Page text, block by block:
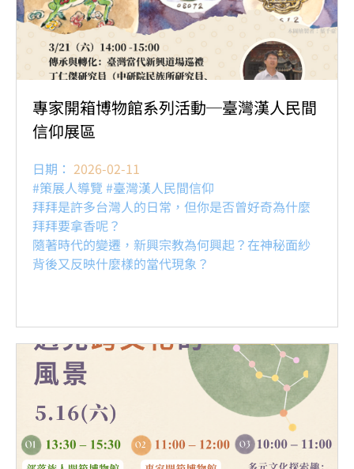
專家開箱博物館系列活動─臺灣漢人民間
信仰展區
日期： 2026-02-11
#策展人導覽 #臺灣漢人民間信仰
拜拜是許多台灣人的日常，但你是否曾好奇為什麼
拜拜要拿香呢？
隨著時代的變遷，新興宗教為何興起？在神秘面紗
背後又反映什麼樣的當代現象？